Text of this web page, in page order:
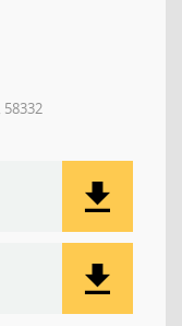
58332